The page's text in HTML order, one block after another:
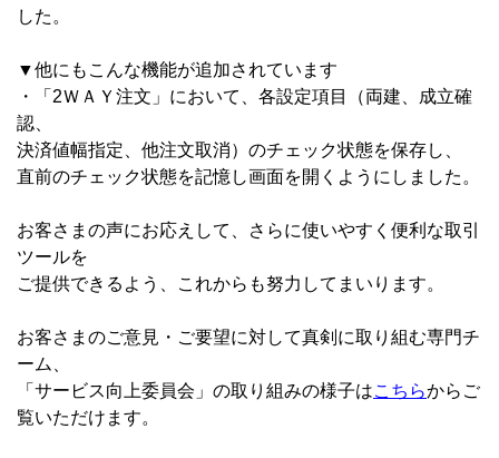
した。
▼他にもこんな機能が追加されています
・「2ＷＡＹ注文」において、各設定項目（両建、成立確
認、
決済値幅指定、他注文取消）のチェック状態を保存し、
直前のチェック状態を記憶し画面を開くようにしました。
お客さまの声にお応えして、さらに使いやすく便利な取引
ツールを
ご提供できるよう、これからも努力してまいります。
お客さまのご意見・ご要望に対して真剣に取り組む専門チ
ーム、
「サービス向上委員会」の取り組みの様子はこちらからご
覧いただけます。